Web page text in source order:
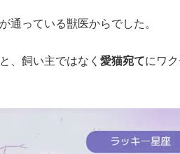
通っている獣医からでした。
、飼い主ではなく 愛猫宛てにワ